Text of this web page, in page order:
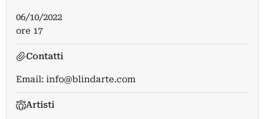
06/10/2022
ore 17
Contatti
Email: info@blindarte.com
Artisti